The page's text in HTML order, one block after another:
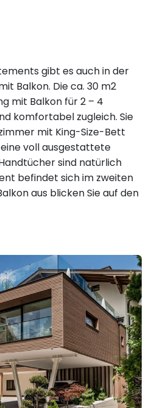
gibt es auch in der
Balkon. Die ca. 30 m2
mit Balkon für 2 – 4
komfortabel zugleich. Sie
mit King-Size-Bett
voll ausgestattete
sind natürlich
befindet sich im zweiten
aus blicken Sie auf den